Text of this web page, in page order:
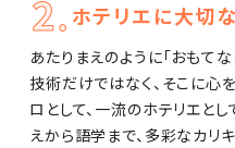
ホテリエに大切
あたりまえのように「おもて
技術だけではなく、そこに心
ロとして、一流のホテリエと
えから語学まで、多彩なカリ